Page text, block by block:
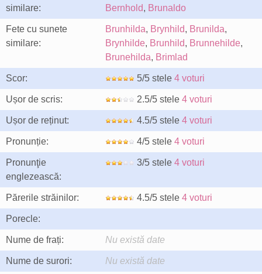
similare:
Bernhold, Brunaldo
Fete cu sunete
similare:
Brunhilda, Brynhild, Brunilda,
Brynhilde, Brunhild, Brunnehilde,
Brunehilda, Brimlad
Scor: 5/5 stele 4 voturi
Ușor de scris: 2.5/5 stele 4 voturi
Ușor de reținut: 4.5/5 stele 4 voturi
Pronunție: 4/5 stele 4 voturi
Pronunţie
englezească:
3/5 stele 4 voturi
Părerile străinilor: 4.5/5 stele 4 voturi
Porecle:
Nume de frați: Nu există date
Nume de surori: Nu există date